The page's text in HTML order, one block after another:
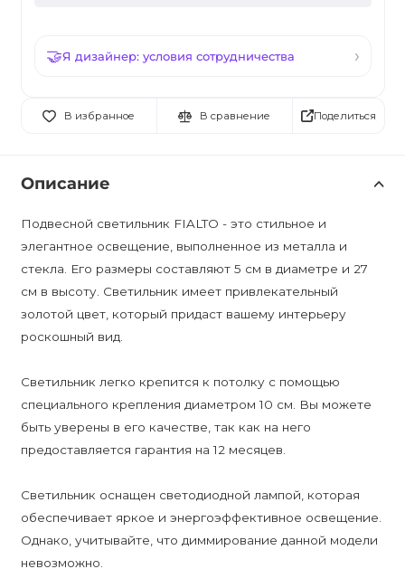
Я дизайнер: условия сотрудничества
В избранное В сравнение Поделиться
Описание
Подвесной светильник FIALTO - это стильное и
элегантное освещение, выполненное из металла и
стекла. Его размеры составляют 5 см в диаметре и 27
см в высоту. Светильник имеет привлекательный
золотой цвет, который придаст вашему интерьеру
роскошный вид.
Светильник легко крепится к потолку с помощью
специального крепления диаметром 10 см. Вы можете
быть уверены в его качестве, так как на него
предоставляется гарантия на 12 месяцев.
Светильник оснащен светодиодной лампой, которая
обеспечивает яркое и энергоэффективное освещение.
Однако, учитывайте, что диммирование данной модели
невозможно.